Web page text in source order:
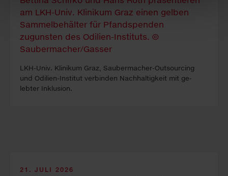
LKH-Univ. Kli­ni­kum Graz, Sauber­macher-Out­sour­cing
und Odilien-In­stitut ver­binden Nach­haltig­keit mit ge­
lebter In­klus­ion.
21. JULI 2026